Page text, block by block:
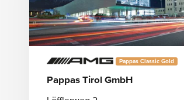
Pappas Classic Gold
Pappas Tirol GmbH